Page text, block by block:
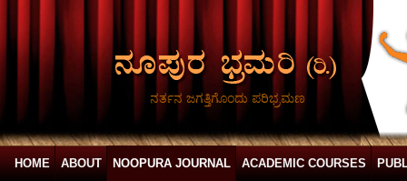
ನರ್ತನ ಜಗತ್ತಿಗೊಂದು ಪರಿಭ್ರಮಣ
HOME ABOUT NOOPURA JOURNAL ACADEMIC COURSES